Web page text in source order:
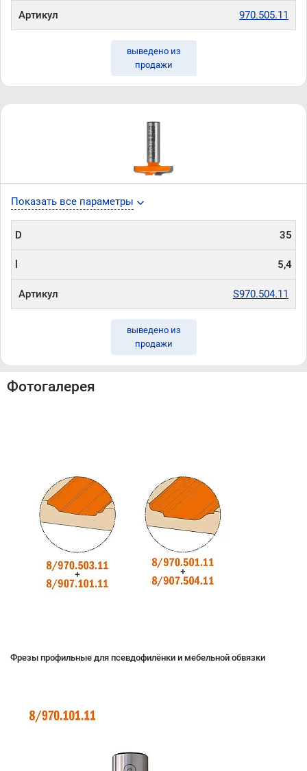
Артикул 970.505.11
выведено из
продажи
Показать все параметры
D 35
5,4
Артикул S970.504.11
выведено из
продажи
Фотогалерея
Фрезы профильные для псевдофилёнки и мебельной обвязки